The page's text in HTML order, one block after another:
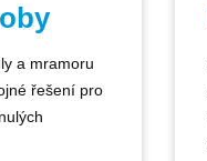
a mramoru
řešení pro